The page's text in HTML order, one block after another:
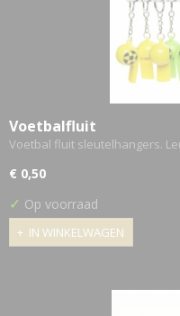
Voetbalfluit
Voetbal fluit sleutelhangers.
€ 0,50
✓ Op voorraad
IN WINKELWAGEN